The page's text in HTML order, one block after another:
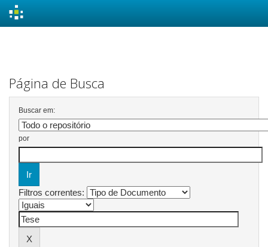
Página de Busca
Buscar em:
por
Filtros correntes: